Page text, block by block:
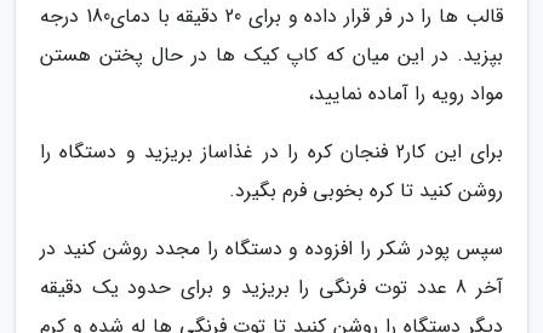
قالب ها را در فر قرار داده و برای 20 دقیقه با دمای180 درجه
بپزید. در این میان که کاپ کیک ها در حال پختن هستن
مواد رویه را آماده نمایید،
برای این کار2 فنجان کره را در غذاساز بریزید و دستگاه را
روشن کنید تا کره بخوبی فرم بگیرد.
سپس پودر شکر را افزوده و دستگاه را مجدد روشن کنید در
آخر 8 عدد توت فرنگی را بریزید و برای حدود یک دقیقه
دیگر دستگاه را روشن کنید تا توت فرنگی ها له شده و کرم